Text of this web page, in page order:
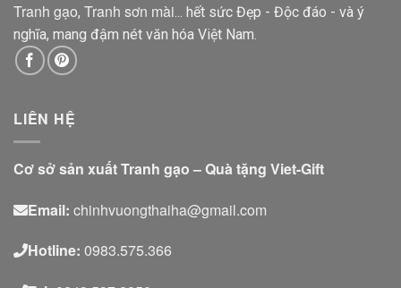
Tranh gạo, Tranh sơn mài... hết sức Đẹp - Độc đáo - và ý
nghĩa, mang đậm nét văn hóa Việt Nam.
LIÊN HỆ
Cơ sở sản xuất Tranh gạo – Quà tặng Viet-Gift
Email: chinhvuongthaiha@gmail.com
Hotline: 0983.575.366